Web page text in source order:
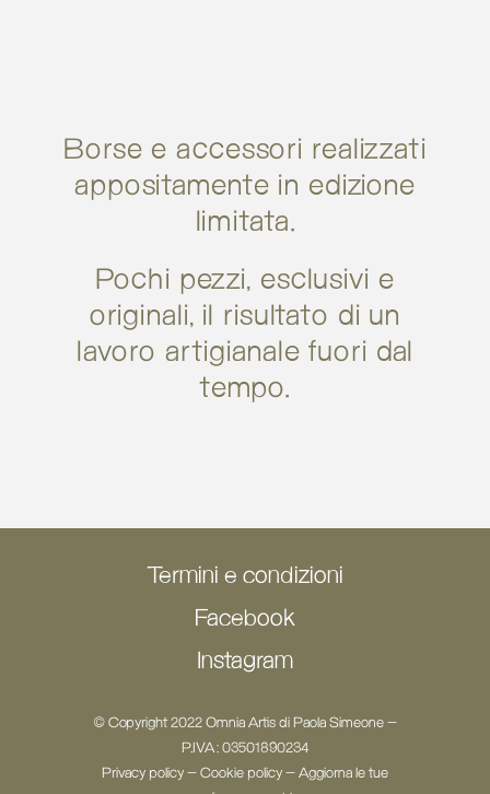
Borse e accessori realizzati
appositamente in edizione
limitata.
Pochi pezzi, esclusivi e
originali, il risultato di un
lavoro artigianale fuori dal
tempo.
© Copyright 2022 Omnia Artis di Paola Simeone -
P.IVA: 03501890234
Privacy policy - Cookie policy - Aggiorna le tue
Termini e condizioni
Facebook
Instagram